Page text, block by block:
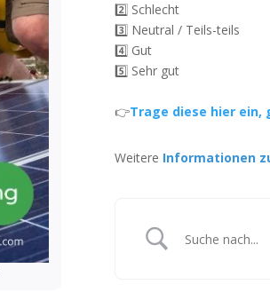
2️⃣ Schlecht
3️⃣ Neutral / Teils-teils
4️⃣ Gut
5️⃣ Sehr gut
👉Trage diese hier ein,
Weitere Informationen